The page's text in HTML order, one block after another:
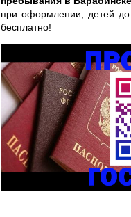
при оформлении, детей
бесплатно!